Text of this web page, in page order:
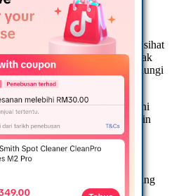
boleh dijadikan sumber lemak sihat
avocado, kekacang, minyak
makanan yang turut mengandungi
mengamalkan pemakanan ini
kehamilan wanita yang ingin
haid merupakan waktu yang
pasangan yang sudah